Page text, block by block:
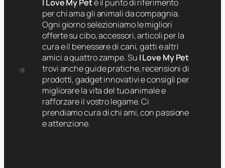
I Love My Petè il punto di riferimento
per chi ama gli animali da compagnia.
Ogni giorno selezioniamo le migliori
offerte su cibo, accessori, articoli per la
cura e il benessere di cani, gatti e altri
amici a quattro zampe. Su I Love My Pet
trovi anche guide pratiche, recensioni di
prodotti, gadget innovativi e consigli per
migliorare la vita del tuo animale e
rafforzare il vostro legame. Ci
prendiamo cura di chi ami, con passione
e attenzione.